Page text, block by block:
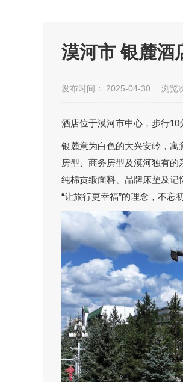
漠河市 银麓酒
发布时间： 2025-04-30 浏览
酒店位于漠河市中心，步行10
银麓意为白色的大兴安岭，
房型、商务房型及漠河独有
纯棉贡缎面料、品牌床垫及
“让旅行更幸福”的理念，不忘